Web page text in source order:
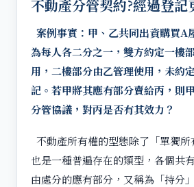
不動產分管契約?經過登記
案例事實：甲、乙共同出資購買A
為每人各二分之一，雙方約定一樓
用，二樓部分由乙管理使用，未約
記。若甲將其應有部分賣給丙，則
分管協議，對丙是否有其效力？
不動產所有權的型態除了「單獨所
也是一種普遍存在的類型，各個共
由處分的應有部分，又稱為「持分